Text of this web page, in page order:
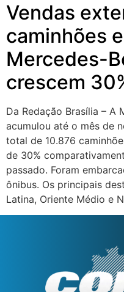
Vendas
caminhões
Mercedes-
crescem
Da Redação Brasília – A
acumulou até o mês de
total de 10.876
de 30%
passado. Foram
ônibus. Os principais
Latina, Oriente Médio e